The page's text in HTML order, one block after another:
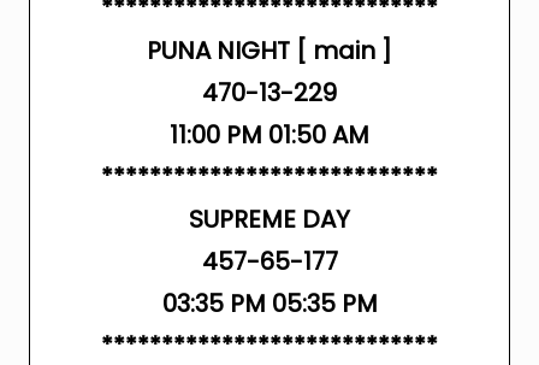
****************************
PUNA NIGHT [ main ]
470-13-229
11:00 PM 01:50 AM
****************************
SUPREME DAY
457-65-177
03:35 PM 05:35 PM
****************************